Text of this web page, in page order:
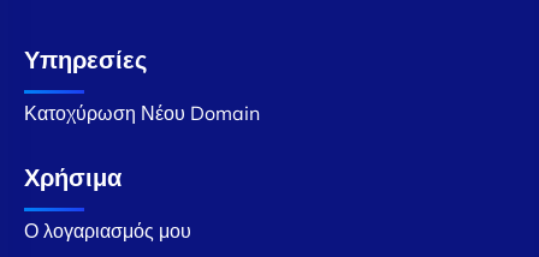
Υπηρεσίες
Κατοχύρωση Νέου Domain
Χρήσιμα
Ο λογαριασμός μου